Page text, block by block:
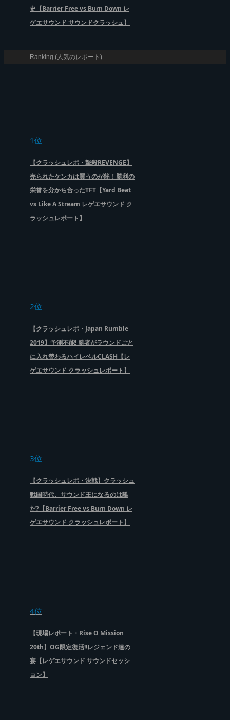
史【Barrier Free vs Burn Down レ
ゲエサウンド サウンドクラッシュ】
Ranking (人気のレポート)
1位
【クラッシュレポ・撃殺REVENGE】
売られたケンカは買うのが筋！勝利の
栄誉を分かち合ったTFT【Yard Beat
vs Like A Stream レゲエサウンド ク
ラッシュレポート】
2位
【クラッシュレポ・Japan Rumble
2019】予測不能! 勝者がラウンドごと
に入れ替わるハイレベルCLASH【レ
ゲエサウンド クラッシュレポート】
3位
【クラッシュレポ・決戦】クラッシュ
戦国時代、サウンド王になるのは誰
だ?【Barrier Free vs Burn Down レ
ゲエサウンド クラッシュレポート】
4位
【現場レポート・Rise O Mission
20th】OG限定復活!!レジェンド達の
宴【レゲエサウンド サウンドセッシ
ョン】